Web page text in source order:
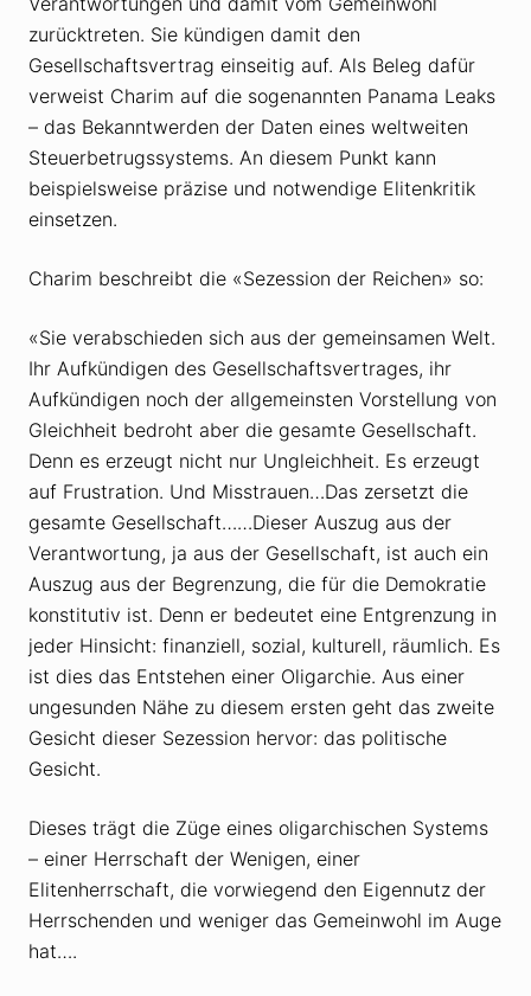
zurücktreten. Sie kündigen damit den
Gesellschaftsvertrag einseitig auf. Als Beleg dafür
verweist Charim auf die sogenannten Panama Leaks
– das Bekanntwerden der Daten eines weltweiten
Steuerbetrugssystems. An diesem Punkt kann
beispielsweise präzise und notwendige Elitenkritik
einsetzen.
Charim beschreibt die «Sezession der Reichen» so:
«Sie verabschieden sich aus der gemeinsamen Welt.
Ihr Aufkündigen des Gesellschaftsvertrages, ihr
Aufkündigen noch der allgemeinsten Vorstellung von
Gleichheit bedroht aber die gesamte Gesellschaft.
Denn es erzeugt nicht nur Ungleichheit. Es erzeugt
auf Frustration. Und Misstrauen…Das zersetzt die
gesamte Gesellschaft……Dieser Auszug aus der
Verantwortung, ja aus der Gesellschaft, ist auch ein
Auszug aus der Begrenzung, die für die Demokratie
konstitutiv ist. Denn er bedeutet eine Entgrenzung in
jeder Hinsicht: finanziell, sozial, kulturell, räumlich. Es
ist dies das Entstehen einer Oligarchie. Aus einer
ungesunden Nähe zu diesem ersten geht das zweite
Gesicht dieser Sezession hervor: das politische
Gesicht.
Dieses trägt die Züge eines oligarchischen Systems
– einer Herrschaft der Wenigen, einer
Elitenherrschaft, die vorwiegend den Eigennutz der
Herrschenden und weniger das Gemeinwohl im Auge
hat….